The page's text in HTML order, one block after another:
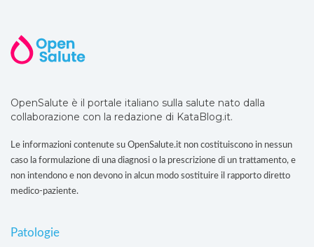
OpenSalute è il portale italiano sulla salute nato dalla
collaborazione con la redazione di KataBlog.it.
Le informazioni contenute su OpenSalute.it non costituiscono in nessun
caso la formulazione di una diagnosi o la prescrizione di un trattamento, e
non intendono e non devono in alcun modo sostituire il rapporto diretto
medico-paziente.
Patologie